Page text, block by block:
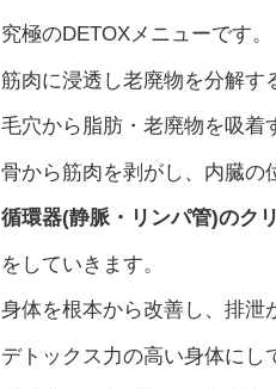
究極のDETOXメニューです。
筋肉に浸透し老廃物を分解す
毛穴から脂肪・老廃物を吸着
骨から筋肉を剥がし、内臓の
循環器(静脈・リンパ管)のク
をしていきます。
身体を根本から改善し、排泄
デトックス力の高い身体にし